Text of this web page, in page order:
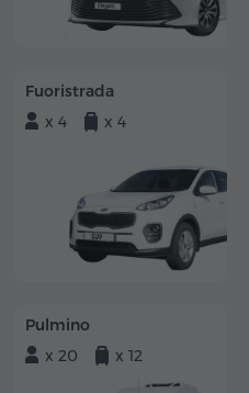
Fuoristrada
x 4
x 4
Pulmino
x 20
x 12